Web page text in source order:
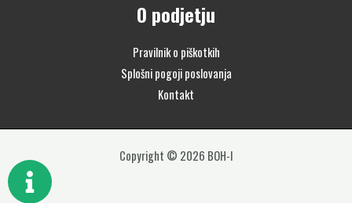
O podjetju
Pravilnik o piškotkih
Splošni pogoji poslovanja
Kontakt
Copyright © 2026 BOH-I